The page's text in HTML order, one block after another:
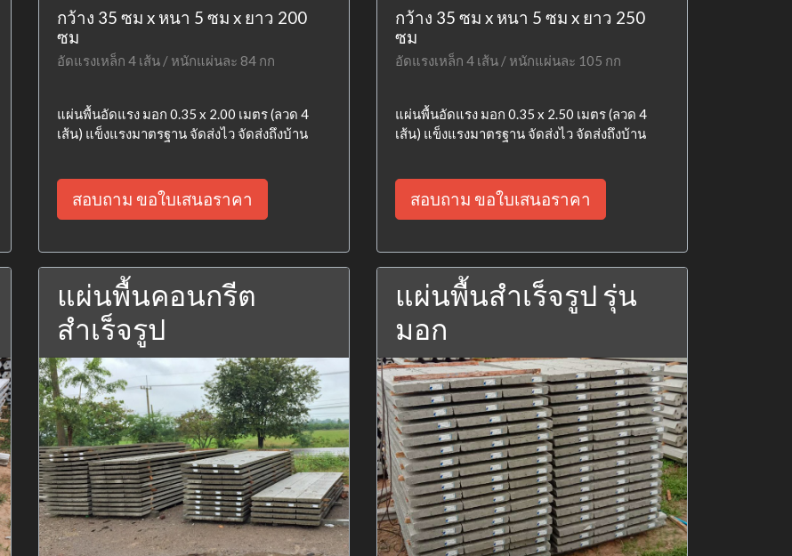
กว้าง 35 ซม x หนา 5 ซม x ยาว 200
ซม
อัดแรงเหล็ก 4 เส้น / หนักแผ่นละ 84 กก
แผ่นพื้นอัดแรง มอก 0.35 x 2.00 เมตร (ลวด 4
เส้น) แข็งแรงมาตรฐาน จัดส่งไว จัดส่งถึงบ้าน
สอบถาม ขอใบเสนอราคา
กว้าง 35 ซม x หนา 5 ซม x ยาว 250
ซม
อัดแรงเหล็ก 4 เส้น / หนักแผ่นละ 105 กก
แผ่นพื้นอัดแรง มอก 0.35 x 2.50 เมตร (ลวด 4
เส้น) แข็งแรงมาตรฐาน จัดส่งไว จัดส่งถึงบ้าน
สอบถาม ขอใบเสนอราคา
แผ่นพื้นคอนกรีต
สำเร็จรูป
แผ่นพื้นสำเร็จรูป รุ่น
มอก